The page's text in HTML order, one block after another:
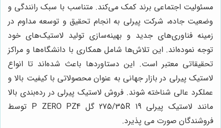
مسئولیت اجتماعی برند کمک می‌کند. متناسب با سبک رانندگی و
وضعیت جاده، شرکت پیرلی به انجام تحقیق و توسعه مداوم در
زمینه فناوری‌های جدید و بهینه‌سازی تولید لاستیک‌های خود
توجه نموده‌اند. این تلاش‌ها شامل همکاری با دانشگاه‌ها و مراکز
تحقیقاتی معتبر است. این دستاوردها باعث شده‌اند تا انواع
لاستیک پیرلی در بازار جهانی به عنوان محصولاتی با کیفیت بالا و
عملکرد عالی شناخته شوند. فروش لاستیک پیرلی در رده‌بندی بالا
مانند لاستیک پیرلی 275/35R 19 گل P ZERO PZ4 توسط
فروشندگان صورت می پذیرد.